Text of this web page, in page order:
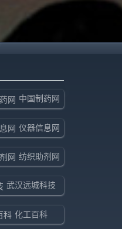
中国制药网
仪器信息网
纺织助剂网
武汉远城科技
化工百科